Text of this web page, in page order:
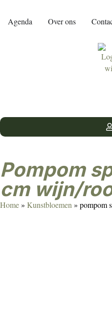
Agenda Over ons
pompom spray x 5 52
cm wijn/
Home» Kunstbloemen » pompom